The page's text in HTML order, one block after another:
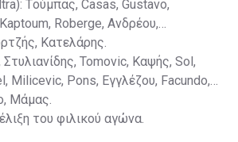
Tούμπας, Casas, Gustavo,
Roberge, Aνδρέου,
Κατελάρης.
Tomovic, Καψής, Sol,
Milicevic, Pons, Εγγλέζου, Facundo,
Μάμας.
του φιλικού αγώνα.